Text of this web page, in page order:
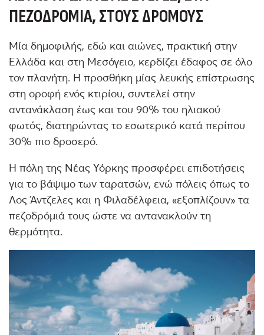
ΠΕΖΟΔΡΌΜΙΑ, ΣΤΟΥΣ ΔΡΌΜΟΥΣ
Μία δημοφιλής, εδώ και αιώνες, πρακτική στην
Ελλάδα και στη Μεσόγειο, κερδίζει έδαφος σε όλο
τον πλανήτη. Η προσθήκη μίας λευκής επίστρωσης
στη οροφή ενός κτιρίου, συντελεί στην
αντανάκλαση έως και του 90% του ηλιακού
φωτός, διατηρώντας το εσωτερικό κατά περίπου
30% πιο δροσερό.
Η πόλη της Νέας Υόρκης προσφέρει επιδοτήσεις
για το βάψιμο των ταρατσών, ενώ πόλεις όπως το
Λος Άντζελες και η Φιλαδέλφεια, «εξοπλίζουν» τα
πεζοδρόμιά τους ώστε να αντανακλούν τη
θερμότητα.